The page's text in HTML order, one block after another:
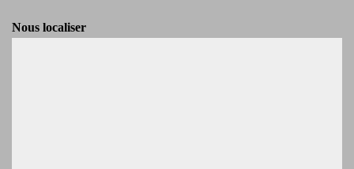
Nous localiser